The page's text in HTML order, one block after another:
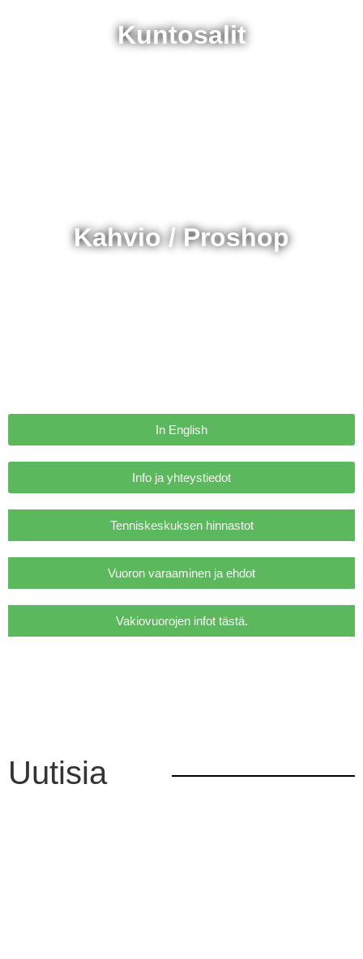
Kuntosalit
Kahvio / Proshop
In English
Info ja yhteystiedot
Tenniskeskuksen hinnastot
Vuoron varaaminen ja ehdot
Vakiovuorojen infot tästä.
Uutisia